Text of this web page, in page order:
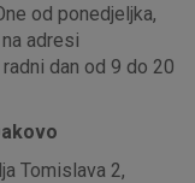
od ponedjeljka,
adresi
dan od 9 do 20
Tomislava 2,